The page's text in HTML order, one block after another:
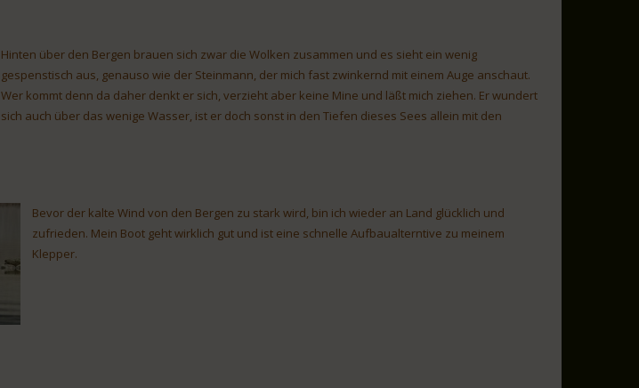
Hinten über den Bergen brauen sich zwar die Wolken zusammen und es sieht ein wenig
gespenstisch aus, genauso wie der Steinmann, der mich fast zwinkernd mit einem Auge anschaut.
Wer kommt denn da daher denkt er sich, verzieht aber keine Mine und läßt mich ziehen. Er wundert
sich auch über das wenige Wasser, ist er doch sonst in den Tiefen dieses Sees allein mit den
Bevor der kalte Wind von den Bergen zu stark wird, bin ich wieder an Land glücklich und
zufrieden. Mein Boot geht wirklich gut und ist eine schnelle Aufbaualterntive zu meinem
Klepper.